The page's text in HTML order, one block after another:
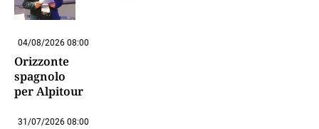
04/08/2026 08:00
Orizzonte
spagnolo
per Alpitour
31/07/2026 08:00